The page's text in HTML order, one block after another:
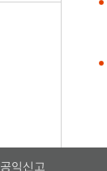
공익신고